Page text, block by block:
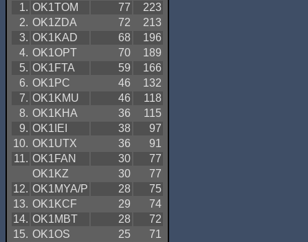
1. OK1TOM 77
223
2. OK1ZDA 72
213
3. OK1KAD 68
196
4. OK1OPT 70
189
5. OK1FTA 59
166
6. OK1PC 46
132
7. OK1KMU 46
118
8. OK1KHA 36
115
9. OK1IEI 38
97
10. OK1UTX 36
91
11. OK1FAN 30
77
OK1KZ
30
77
12. OK1MYA/P 28
75
13. OK1KCF 29
74
14. OK1MBT 28
72
15. OK1OS 25
71